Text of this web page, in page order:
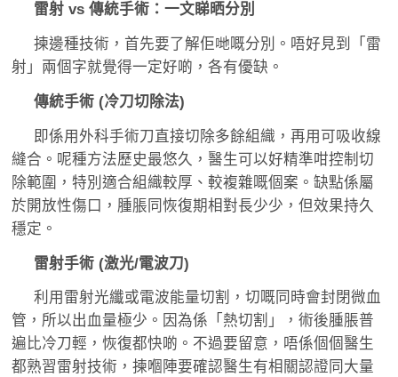
雷射 vs 傳統手術：一文睇晒分別
揀邊種技術，首先要了解佢哋嘅分別。唔好見到「雷
射」兩個字就覺得一定好啲，各有優缺。
傳統手術 (冷刀切除法)
即係用外科手術刀直接切除多餘組織，再用可吸收線
縫合。呢種方法歷史最悠久，醫生可以好精準咁控制切
除範圍，特別適合組織較厚、較複雜嘅個案。缺點係屬
於開放性傷口，腫脹同恢復期相對長少少，但效果持久
穩定。
雷射手術 (激光/電波刀)
利用雷射光纖或電波能量切割，切嘅同時會封閉微血
管，所以出血量極少。因為係「熱切割」，術後腫脹普
遍比冷刀輕，恢復都快啲。不過要留意，唔係個個醫生
都熟習雷射技術，揀嗰陣要確認醫生有相關認證同大量